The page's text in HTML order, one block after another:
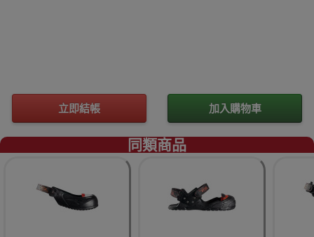
立即結帳 加入購物車
同類商品